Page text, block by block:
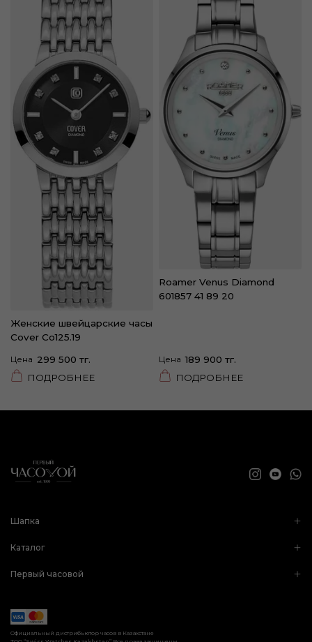
Женские швейцарские часы
Cover Co125.19
Цена 299 500 тг.
ПОДРОБНЕЕ
Roamer Venus Diamond
601857 41 89 20
Цена 189 900 тг.
ПОДРОБНЕЕ
Шапка
Каталог
Первый часовой
Официальный дистрибьютор часов в Казахстане